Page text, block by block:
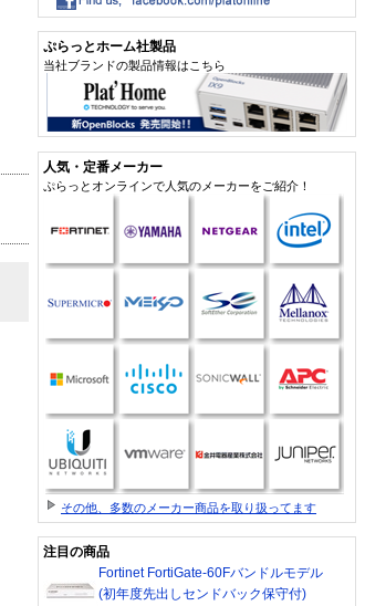
ぷらっとホーム社製品
当社ブランドの製品情報はこちら
人気・定番メーカー
ぷらっとオンラインで人気のメーカーをご紹介！
その他、多数のメーカー商品を取り扱ってます
注目の商品
Fortinet FortiGate-60Fバンドルモデル
(初年度先出しセンドバック保守付)